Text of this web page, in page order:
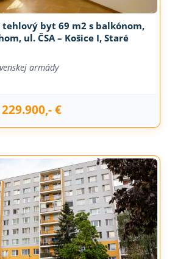
tehlový byt 69 m2 s balkónom,
ul. ČSA – Košice I, Staré
armády
229.900,- €